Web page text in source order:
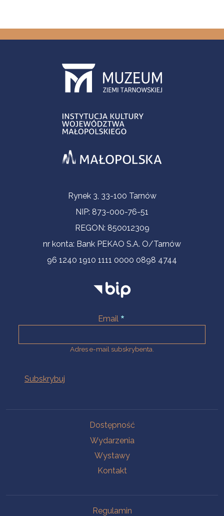
Informacje kontaktoweRynek 3, 33-100 Tarnów
NIP: 873-000-76-51
REGON: 850012309
nr konta: Bank PEKAO S.A. O/Tarnów
96 1240 1910 1111 0000 0898 4744
Email
Adres e-mail subskrybenta.
Dostępność
Wydarzenia
Wystawy
Kontakt
Regulamin